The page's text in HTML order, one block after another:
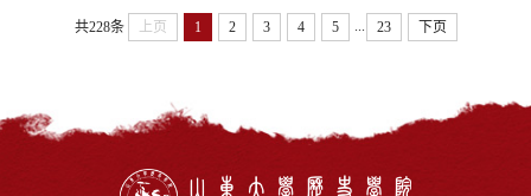
要内容包括：概括刑部尚书的职掌和使职，考察刑部尚书的人事
任免，剖析刑部尚书与唐代皇权政治的互动关系，探讨唐代政治
共228条 上页 1 2 3 4 5 ... 23 下页